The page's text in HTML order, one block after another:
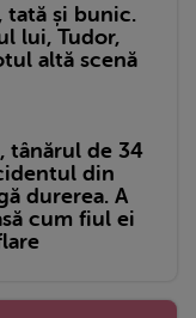
tată și bunic.
lui, Tudor,
altă scenă
tânărul de 34
din
durerea. A
cum fiul ei